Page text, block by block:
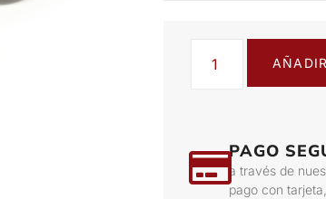
PAGO
a través de
pago con